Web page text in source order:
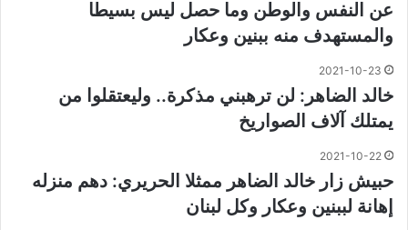
عن النفس والوطن وما حصل ليس بسيطا
والمستهدف منه ببنين وعكار
2021-10-23
خالد الضاهر: لن ترهبني مذكرة.. وليعتقلوا من
يمتلك آلاف الصواريخ
2021-10-22
حبيش زار خالد الضاهر ممثلا الحريري: دهم منزله
إهانة لببنين وعكار وكل لبنان